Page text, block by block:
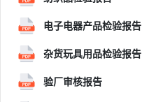
电子电器产品检验报告
杂货玩具用品检验报告
验厂审核报告